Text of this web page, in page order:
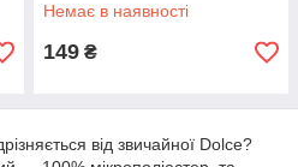
Немає в наявності
149 ₴
від звичайної Dolce?